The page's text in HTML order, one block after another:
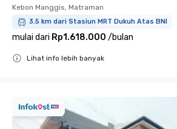
Kebon Manggis, Matraman
3.5 km dari Stasiun MRT Dukuh Atas BNI
mulai dari Rp1.618.000 /bulan
Lihat info lebih banyak